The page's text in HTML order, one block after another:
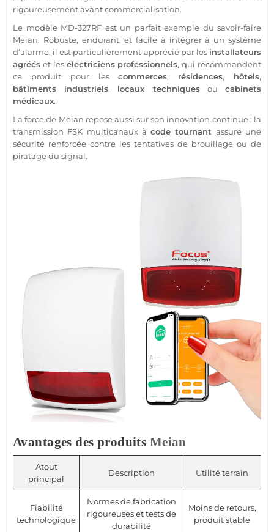
rigoureusement avant commercialisation.
Le modèle MD-327RF est un parfait exemple du savoir-faire
Meian. Robuste, endurant, et facile à intégrer à un système
d’alarme, il est particulièrement apprécié par les installateurs
agréés et les électriciens professionnels, qui recommandent
ce produit pour lescommerces, résidences, hôtels,
bâtiments industriels, locaux techniquesoucabinets
médicaux.
La force de Meian repose aussi sur son innovation continue : la
transmission FSK multicanaux àcode tournant assure une
sécurité renforcée contre les tentatives de brouillage ou de
piratage du signal.
Avantages des produits Meian
Atout
principal
Description Utilité terrain
Fiabilité
technologique
Normes de fabrication
rigoureuses et tests de
durabilité
Moins de retours,
produit stable